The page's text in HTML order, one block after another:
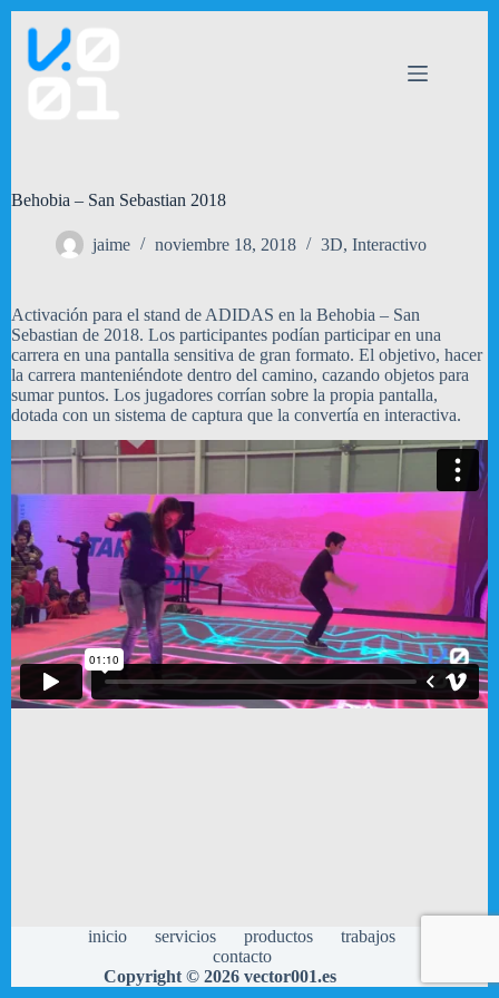
contenido
Behobia – San Sebastian 2018
jaime noviembre 18, 2018 3D, Interactivo
Activación para el stand de ADIDAS en la Behobia – San
Sebastian de 2018. Los participantes podían participar en una
carrera en una pantalla sensitiva de gran formato. El objetivo, hacer
la carrera manteniéndote dentro del camino, cazando objetos para
sumar puntos. Los jugadores corrían sobre la propia pantalla,
dotada con un sistema de captura que la convertía en interactiva.
inicio servicios productos
trabajos
contacto
Copyright © 2026 vector001.es